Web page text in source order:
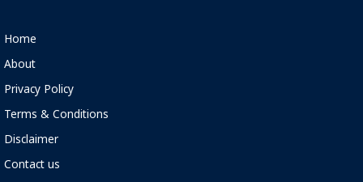
Home
About
Privacy Policy
Terms & Conditions
Disclaimer
Contact us